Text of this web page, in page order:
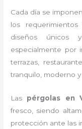
Cada día se
los
diseños únicos
especialmente por
terrazas,
tranquilo, moderno y
Las pérgolas en
fresco, siendo
protección ante las